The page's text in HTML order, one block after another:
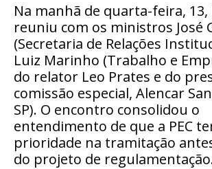
Na manhã de quarta-feira,
reuniu com os ministros José
(Secretaria de Relações
Luiz Marinho (Trabalho e
do relator Leo Prates e do
comissão especial, Alencar
SP). O encontro consolidou o
entendimento de que a PEC
prioridade na tramitação
do projeto de